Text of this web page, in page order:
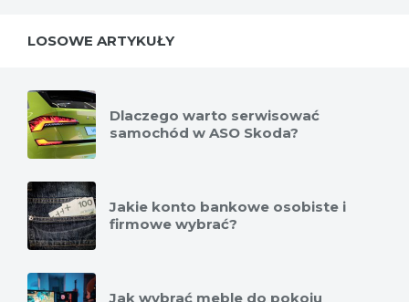
LOSOWE ARTYKUŁY
Dlaczego warto serwisować
samochód w ASO Skoda?
Jakie konto bankowe osobiste i
firmowe wybrać?
Jak wybrać meble do pokoju